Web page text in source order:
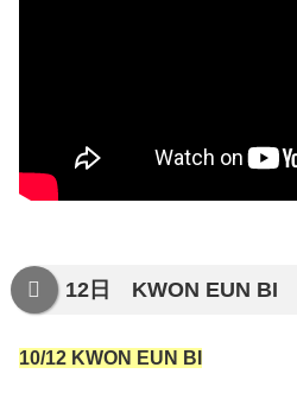
12日 KWON EUN BI
10/12 KWON EUN BI